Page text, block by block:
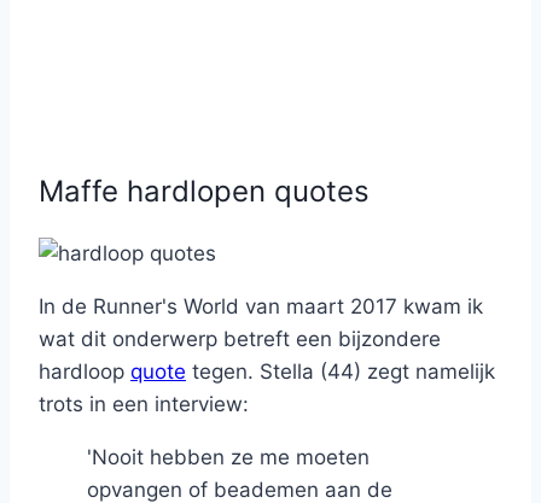
Maffe hardlopen quotes
In de Runner's World van maart 2017 kwam ik
wat dit onderwerp betreft een bijzondere
hardloop quote tegen. Stella (44) zegt namelijk
trots in een interview:
'Nooit hebben ze me moeten
opvangen of beademen aan de